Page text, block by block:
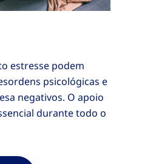
estresse podem
psicológicas e
negativos. O apoio
durante todo o